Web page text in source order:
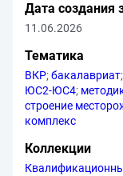
Дата создания
11.06.2026
Тематика
ВКР;бакалавриат;
ЮС2-ЮС4;
строение
комплекс
Коллекции